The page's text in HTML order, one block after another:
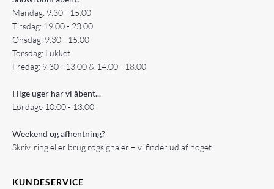
Mandag: 9.30 - 15.00
Tirsdag: 19.00 - 23.00
Onsdag: 9.30 - 15.00
Torsdag: Lukket
Fredag: 9.30 - 13.00 & 14.00 - 18.00
I lige uger har vi åbent...
Lørdage 10.00 - 13.00
Weekend og afhentning?
Skriv, ring eller brug røgsignaler – vi finder ud af noget.
KUNDESERVICE